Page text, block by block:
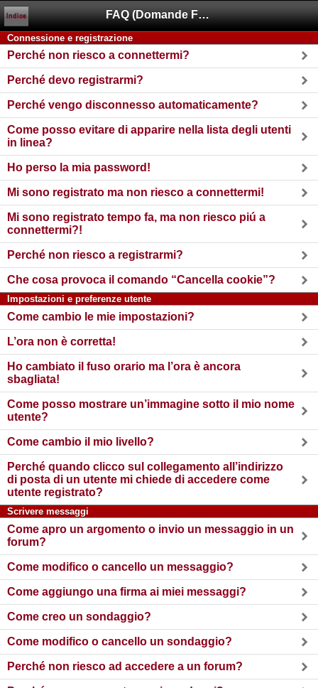
FAQ (Domande Frequenti)
Indice
Connessione e registrazione
Perché non riesco a connettermi?
Perché devo registrarmi?
Perché vengo disconnesso automaticamente?
Come posso evitare di apparire nella lista degli utenti
in linea?
Ho perso la mia password!
Mi sono registrato ma non riesco a connettermi!
Mi sono registrato tempo fa, ma non riesco piú a
connettermi?!
Perché non riesco a registrarmi?
Che cosa provoca il comando “Cancella cookie”?
Impostazioni e preferenze utente
Come cambio le mie impostazioni?
L’ora non è corretta!
Ho cambiato il fuso orario ma l’ora è ancora
sbagliata!
Come posso mostrare un’immagine sotto il mio nome
utente?
Come cambio il mio livello?
Perché quando clicco sul collegamento all’indirizzo
di posta di un utente mi chiede di accedere come
utente registrato?
Scrivere messaggi
Come apro un argomento o invio un messaggio in un
forum?
Come modifico o cancello un messaggio?
Come aggiungo una firma ai miei messaggi?
Come creo un sondaggio?
Come modifico o cancello un sondaggio?
Perché non riesco ad accedere a un forum?